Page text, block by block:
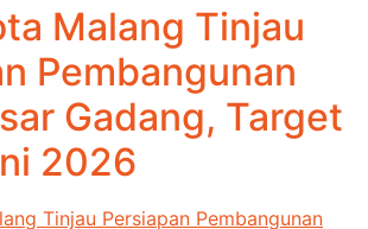
Malang Tinjau
Pembangunan
Gadang, Target
2026